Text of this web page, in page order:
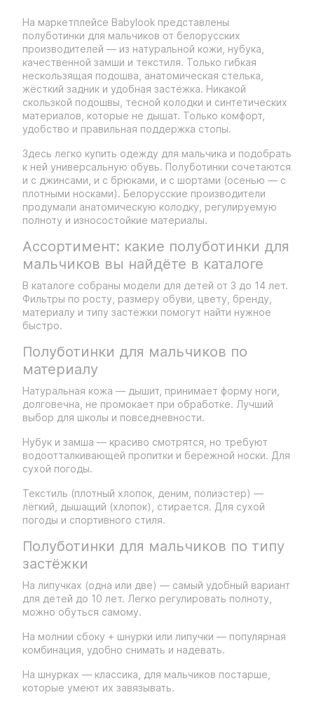
На маркетплейсе Babylook представлены
полуботинки для мальчиков от белорусских
производителей — из натуральной кожи, нубука,
качественной замши и текстиля. Только гибкая
нескользящая подошва, анатомическая стелька,
жёсткий задник и удобная застёжка. Никакой
скользкой подошвы, тесной колодки и синтетических
материалов, которые не дышат. Только комфорт,
удобство и правильная поддержка стопы.
Здесь легко купить одежду для мальчика и подобрать
к ней универсальную обувь. Полуботинки сочетаются
и с джинсами, и с брюками, и с шортами (осенью — с
плотными носками). Белорусские производители
продумали анатомическую колодку, регулируемую
полноту и износостойкие материалы.
Ассортимент: какие полуботинки для
мальчиков вы найдёте в каталоге
В каталоге собраны модели для детей от 3 до 14 лет.
Фильтры по росту, размеру обуви, цвету, бренду,
материалу и типу застёжки помогут найти нужное
быстро.
Полуботинки для мальчиков по
материалу
Натуральная кожа — дышит, принимает форму ноги,
долговечна, не промокает при обработке. Лучший
выбор для школы и повседневности.
Нубук и замша — красиво смотрятся, но требуют
водоотталкивающей пропитки и бережной носки. Для
сухой погоды.
Текстиль (плотный хлопок, деним, полиэстер) —
лёгкий, дышащий (хлопок), стирается. Для сухой
погоды и спортивного стиля.
Полуботинки для мальчиков по типу
застёжки
На липучках (одна или две) — самый удобный вариант
для детей до 10 лет. Легко регулировать полноту,
можно обуться самому.
На молнии сбоку + шнурки или липучки — популярная
комбинация, удобно снимать и надевать.
На шнурках — классика, для мальчиков постарше,
которые умеют их завязывать.